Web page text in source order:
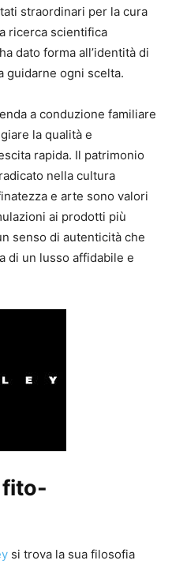
straordinari per la cura
ricerca scientifica
dato forma all’identità di
guidarne ogni scelta.
a conduzione familiare
la qualità e
rapida. Il patrimonio
nella cultura
e arte sono valori
ai prodotti più
senso di autenticità che
di un lusso affidabile e
fito-
si trova la sua filosofia